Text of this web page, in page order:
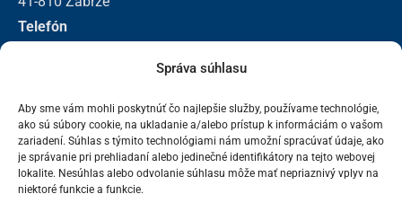
Správa súhlasu
Aby sme vám mohli poskytnúť čo najlepšie služby, používame technológie,
ako sú súbory cookie, na ukladanie a/alebo prístup k informáciám o vašom
zariadení. Súhlas s týmito technológiami nám umožní spracúvať údaje, ako
je správanie pri prehliadaní alebo jedinečné identifikátory na tejto webovej
lokalite. Nesúhlas alebo odvolanie súhlasu môže mať nepriaznivý vplyv na
niektoré funkcie a funkcie.
Telefón
E-mail
biuro@akwa.eu
2025 Akwa | Bevscope Technologies. Všetky práva vyhradené.